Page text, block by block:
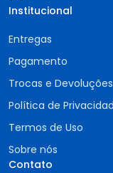
Institucional
Entregas
Pagamento
Trocas e Devoluções
Política de
Termos de Uso
Sobre nós
Contato